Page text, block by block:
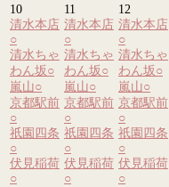
10
清水本店
○
清水ちゃ
わん坂○
嵐山○
京都駅前
○
祇園四条
○
伏見稲荷
○
11
清水本店
○
清水ちゃ
わん坂○
嵐山○
京都駅前
○
祇園四条
○
伏見稲荷
○
12
清水本店
○
清水ちゃ
わん坂○
嵐山○
京都駅前
○
祇園四条
○
伏見稲荷
○